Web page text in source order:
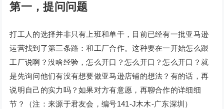
第一，提问问题
打工人的选择并非只有上班和单干，目前已经有一批亚马逊
运营找到了第三条路：和工厂合作。这种要在一开始怎么跟
工厂说啊？没啥经验，怎么开口？怎么开口？怎么开口？就
是先询问他们有没有想要做亚马逊店铺的想法？有的话，再
说明自己的实力吗？如果对方有意愿，再聊合作的详细细
节？（注：来源于君友会，编号141-J木木-广东深圳）